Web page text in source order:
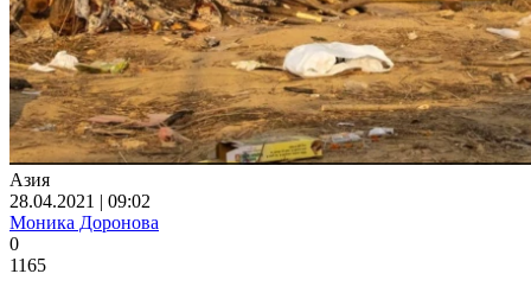
Азия
28.04.2021 | 09:02
Моника Доронова
0
1165